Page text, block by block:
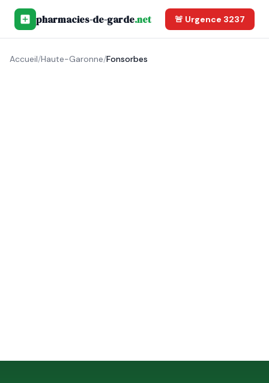
pharmacies-de-garde.net 🚨 Urgence 3237
Accueil/Haute-Garonne/Fonsorbes